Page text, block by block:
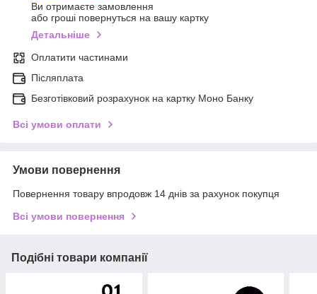
Ви отримаєте замовлення
або гроші повернуться на вашу картку
Детальніше
Оплатити частинами
Післяплата
Безготівковий розрахунок на картку Моно Банку
Всі умови оплати
Умови повернення
Повернення товару впродовж 14 днів за рахунок покупця
Всі умови повернення
Подібні товари компанії